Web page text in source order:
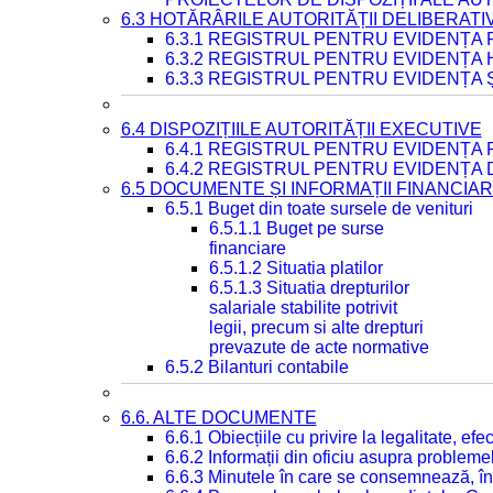
6.3 HOTĂRÂRILE AUTORITĂȚII
6.3.1 REGISTRUL PENTRU EVIDENȚA
6.3.2 REGISTRUL PENTRU EVIDENȚA
6.3.3 REGISTRUL PENTRU EVIDENȚA
6.4 DISPOZIȚIILE AUTORITĂȚII EXECUTIVE
6.4.1 REGISTRUL PENTRU EVIDENȚA
6.4.2 REGISTRUL PENTRU EVIDENȚA
6.5 DOCUMENTE ȘI INFORMAȚII
6.5.1 Buget din toate sursele de venituri
6.5.1.1 Buget pe surse
financiare
6.5.1.2 Situatia platilor
6.5.1.3 Situatia drepturilor
salariale stabilite potrivit
legii, precum si alte drepturi
prevazute de acte normative
6.5.2 Bilanturi contabile
6.6. ALTE DOCUMENTE
6.6.1 Obiecțiile cu privire la legalitate,
6.6.2 Informații din oficiu asupra
6.6.3 Minutele în care se consemnează,